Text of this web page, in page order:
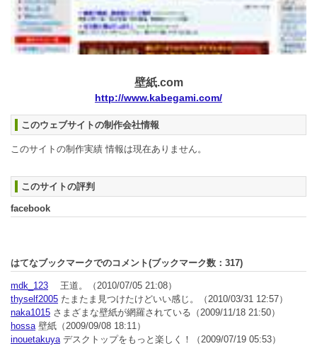
壁紙.com
http://www.kabegami.com/
このウェブサイトの制作会社情報
このサイトの制作実績 情報は現在ありません。
このサイトの評判
facebook
はてなブックマークでのコメント(ブックマーク数： 317)
mdk_123 王道。
（2010/07/05 21:08）
thyself2005 たまたま見つけたけどいい感じ。
（2010/03/31 12:57）
naka1015 さまざまな壁紙が網羅されている （2009/11/18 21:50）
hossa壁紙 （2009/09/08 18:11）
inouetakuyaデスクトップをもっと楽しく！
（2009/07/19 05:53）